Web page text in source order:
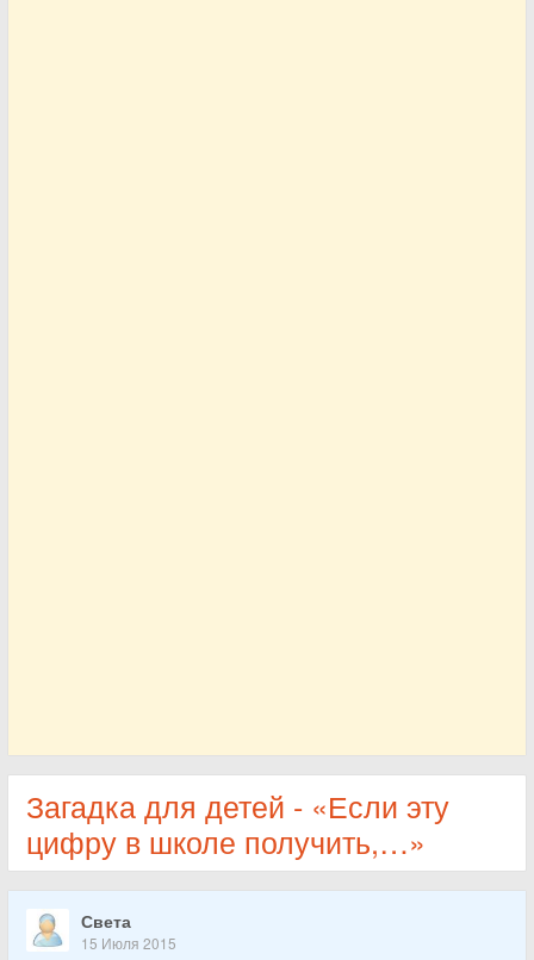
Загадка для детей - «Если эту
цифру в школе получить,…»
Света
15 Июля 2015